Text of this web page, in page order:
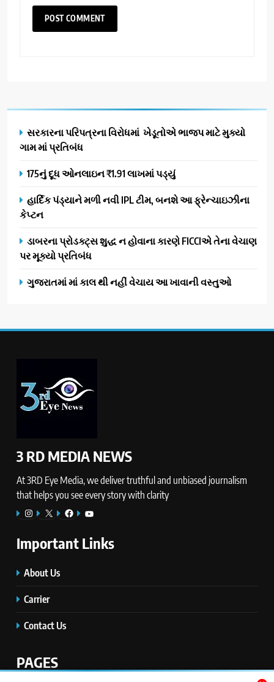
સરકારના પરિપત્રના વિરોધમાં ખેડૂતોએ ભાજપ માટે મુક્યો
ગામ માં પ્રતિબંધ
175નું દૂધ ઓનલાઇન ₹1.91 લાખમાં પડ્યું
હાર્દિક પંડ્યાને મળી નવી IPL ટીમ, બનશે આ ફ્રેન્ચાઇઝીના
કેપ્ટન
ડાબરના પ્રોડક્ટ્સ શુદ્ધ ન હોવાના કારણે FICCIએ તેના વેચાણ
પર મૂક્યો પ્રતિબંધ
ગુજરાતમાં માં કાલ થી નહીં વેચાય આ ખાવાની વસ્તુઓ
3 RD MEDIA NEWS
At 3RD Eye Media, we deliver truthful and unbiased journalism
that helps you see every story with clarity
Instagram
X Facebook
YouTube
Important Links
About Us
Carrier
Contact Us
PAGES